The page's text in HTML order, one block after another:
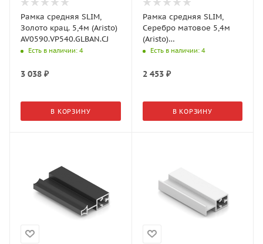
Рамка средняя SLIM,
Золото крац. 5,4м (Aristo)
AV0590.VP540.GLBAN.CJ
Есть в наличии: 4
3 038 ₽
В КОРЗИНУ
Рамка средняя SLIM,
Серебро матовое 5,4м
(Aristo)
AV0590.VP540.SLMAN.CJ
Есть в наличии: 4
2 453₽
В КОРЗИНУ